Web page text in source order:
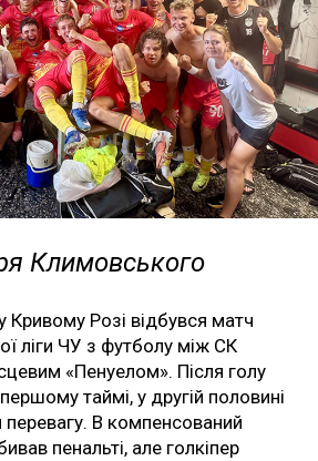
Климовського
Кривому Розі відбувся матч
ліги ЧУ з футболу між СК
«Пенуелом». Після голу
таймі, у другій половині
перевагу. В компенсований
пенальті, але голкіпер